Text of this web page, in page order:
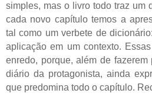
simples, mas o livro todo traz um
cada novo capítulo temos a
tal como um verbete de
aplicação em um contexto.
enredo, porque, além de
diário da protagonista, ainda
que predomina todo o capítulo.